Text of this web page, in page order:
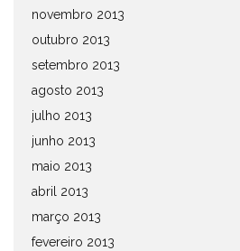
novembro 2013
outubro 2013
setembro 2013
agosto 2013
julho 2013
junho 2013
maio 2013
abril 2013
março 2013
fevereiro 2013